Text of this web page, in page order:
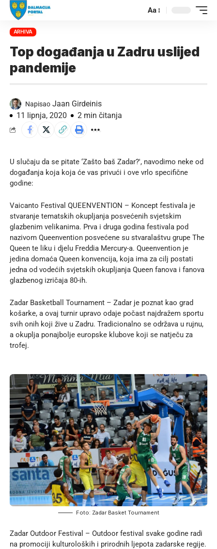
Aa
ARHIVA
Top događanja u Zadru uslijed
pandemije
Napisao Jaan Girdeinis
11 lipnja, 2020
2 min čitanja
U slučaju da se pitate ‘Zašto baš Zadar?', navodimo neke od
događanja koja koja će vas privući i ove vrlo specifične
godine:
Vaicanto Festival QUEENVENTION – Koncept festivala je
stvaranje tematskih okupljanja posvećenih svjetskim
glazbenim velikanima. Prva i druga godina festivala pod
nazivom Queenvention posvećene su stvaralaštvu grupe The
Queen te liku i djelu Freddia Mercury-a. Queenvention je
jedina domaća Queen konvencija, koja ima za cilj postati
jedna od vodećih svjetskih okupljanja Queen fanova i fanova
glazbenog izričaja 80-ih.
Zadar Basketball Tournament – Zadar je poznat kao grad
košarke, a ovaj turnir upravo odaje počast najdražem sportu
svih onih koji žive u Zadru. Tradicionalno se održava u rujnu,
a okuplja ponajbolje europske klubove koji se natječu za
trofej.
Foto: Zadar Basket Tournament
Zadar Outdoor Festival – Outdoor festival svake godine radi
na promociji kulturoloških i prirodnih ljepota zadarske regije.